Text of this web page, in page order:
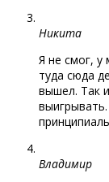
Никита
Я не смог, у
туда сюда
вышел. Так
Владимир